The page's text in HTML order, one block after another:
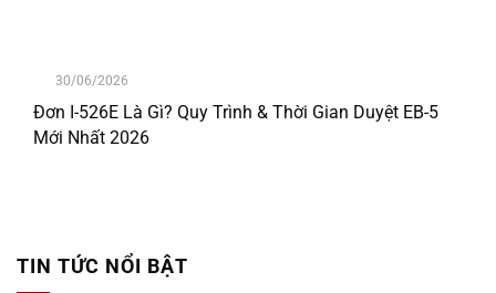
30/06/2026
Đơn I-526E Là Gì? Quy Trình & Thời Gian Duyệt EB-5
Mới Nhất 2026
TIN TỨC NỔI BẬT